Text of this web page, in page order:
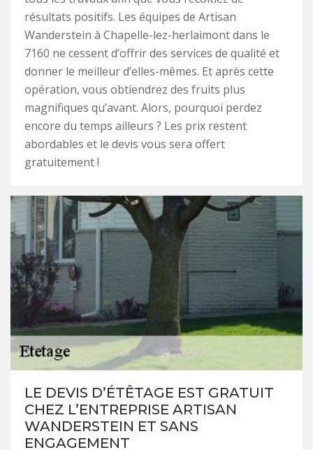
résultats positifs. Les équipes de Artisan
Wanderstein à Chapelle-lez-herlaimont dans le
7160 ne cessent d’offrir des services de qualité et
donner le meilleur d’elles-mêmes. Et après cette
opération, vous obtiendrez des fruits plus
magnifiques qu’avant. Alors, pourquoi perdez
encore du temps ailleurs ? Les prix restent
abordables et le devis vous sera offert
gratuitement !
LE DEVIS D’ÉTÊTAGE EST GRATUIT
CHEZ L’ENTREPRISE ARTISAN
WANDERSTEIN ET SANS
ENGAGEMENT